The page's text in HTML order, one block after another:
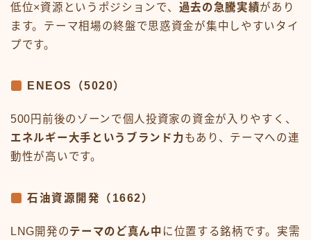
低位×資源というポジションで、 過去の急騰実績があり
ます。テーマ相場の終盤で思惑資金が集中しやすいタイ
プです。
ENEOS（5020）
500円前後のゾーンで個人投資家の資金が入りやすく、
エネルギー大手というブランド力もあり、テーマへの連
動性が高いです。
石油資源開発（1662）
LNG開発のテーマのど真ん中 に位置する銘柄です。実需